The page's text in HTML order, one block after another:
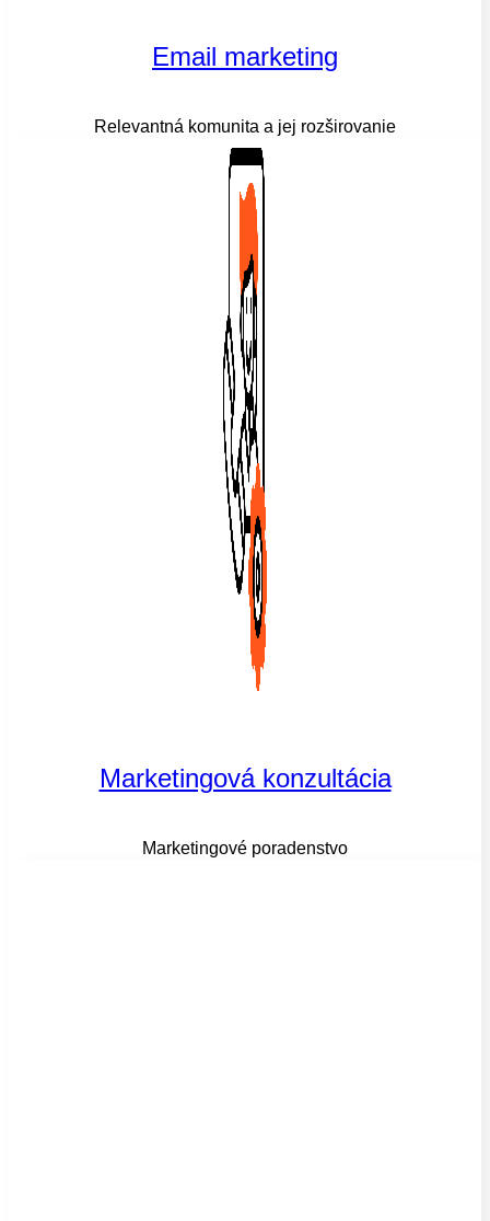
Email marketing
Relevantná komunita a jej rozširovanie
Marketingová konzultácia
Marketingové poradenstvo